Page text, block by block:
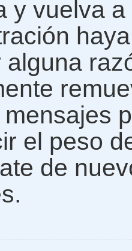
y vuelva
el peso
de